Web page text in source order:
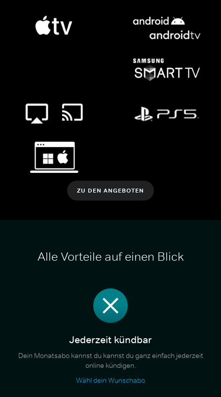
ZU DEN ANGEBOTEN
Alle Vorteile auf einen Blick
Jederzeit kündbar
Dein Monatsabo kannst du kannst du ganz einfach jederzeit
online kündigen.
Wähl dein Wunschabo